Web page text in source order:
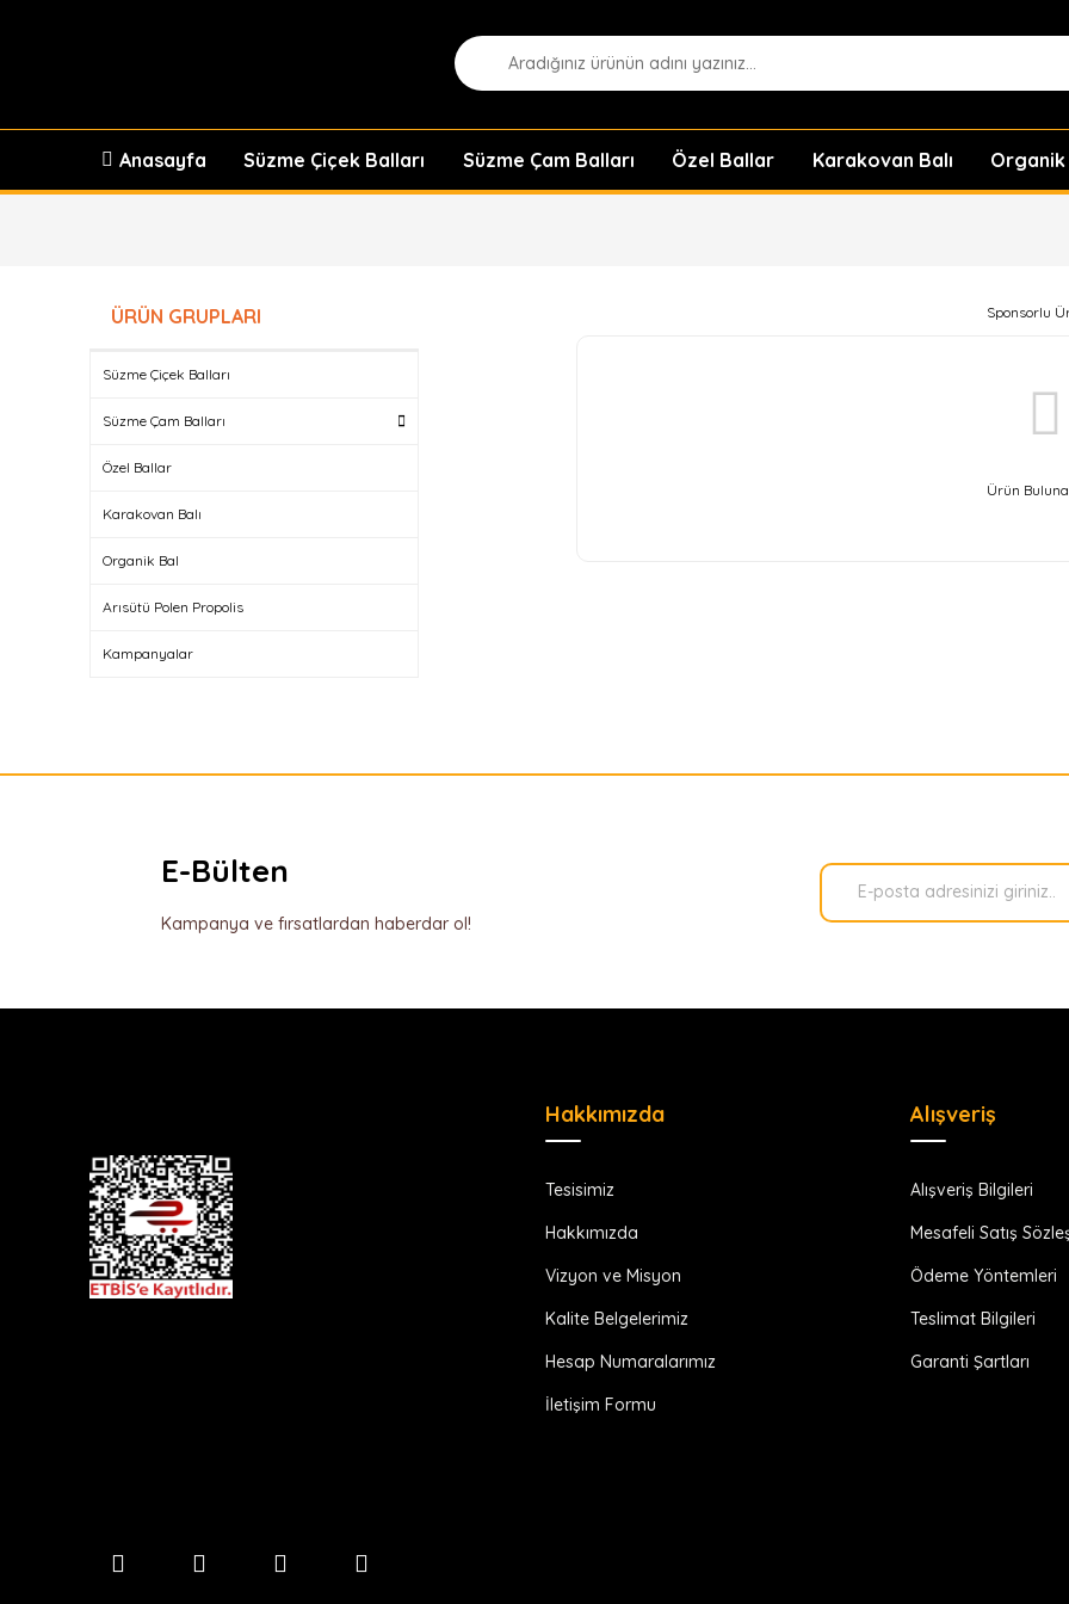
Anasayfa Süzme Çiçek Balları Süzme Çam Balları Özel Ballar Karakovan Balı Organik
ÜRÜN GRUPLARI
Süzme Çiçek Balları
Süzme Çam Balları
Özel Ballar
Karakovan Balı
Organik Bal
Arısütü Polen Propolis
Kampanyalar
Sponsorlu
Ürün
E-Bülten
Kampanya ve fırsatlardan haberdar ol!
Hakkımızda
Tesisimiz
Hakkımızda
Vizyon ve Misyon
Kalite Belgelerimiz
Hesap Numaralarımız
İletişim Formu
Alışveriş
Alışveriş Bilgileri
Mesafeli Satış
Ödeme Yöntemleri
Teslimat Bilgileri
Garanti Şartları